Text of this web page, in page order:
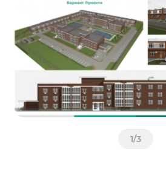
1/3
Центры дистрибуции
Реализация ТМЦ и
Политика в области
В помощь поставщику
Не только цемент
Люди ЦЕМРОСа
Технологии и тренды
Издание для клиентов
Аналитика цементной
Медиабанк